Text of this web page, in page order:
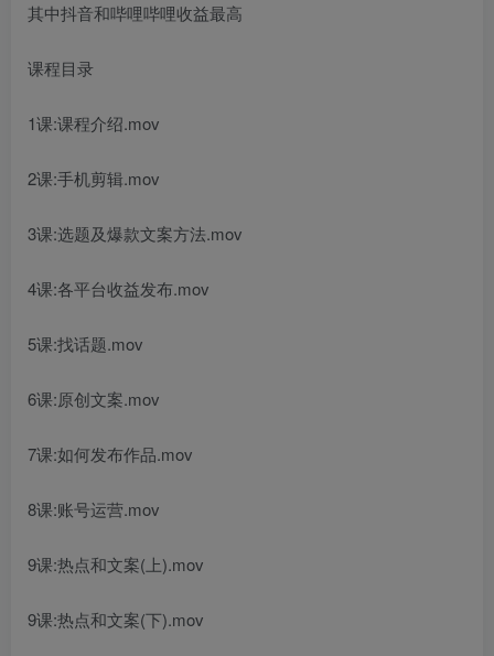
其中抖音和哔哩哔哩收益最高
课程目录
1课:课程介绍.mov
2课:手机剪辑.mov
3课:选题及爆款文案方法.mov
4课:各平台收益发布.mov
5课:找话题.mov
6课:原创文案.mov
7课:如何发布作品.mov
8课:账号运营.mov
9课:热点和文案(上).mov
9课:热点和文案(下).mov